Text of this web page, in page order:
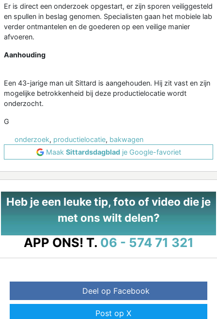
Er is direct een onderzoek opgestart, er zijn sporen veiliggesteld
en spullen in beslag genomen. Specialisten gaan het mobiele lab
verder ontmantelen en de goederen op een veilige manier
afvoeren.
Aanhouding
Een 43-jarige man uit Sittard is aangehouden. Hij zit vast en zijn
mogelijke betrokkenheid bij deze productielocatie wordt
onderzocht.
G
onderzoek, productielocatie, bakwagen
Maak Sittardsdagbladje Google-favoriet
Heb je een leuke tip, foto of video die je
met ons wilt delen?
APP ONS! T. 06 - 574 71 321
Deel op Facebook
Post op X